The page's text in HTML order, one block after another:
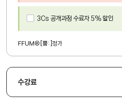
3Cs 공개과정 수료자 5% 할인
FFUM®[뿜:] 정가
수강료